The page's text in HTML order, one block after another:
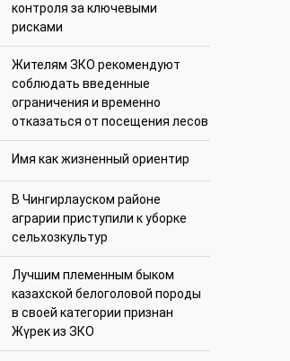
контроля за ключевыми
рисками
Жителям ЗКО рекомендуют
соблюдать введенные
ограничения и временно
отказаться от посещения лесов
Имя как жизненный ориентир
В Чингирлауском районе
аграрии приступили к уборке
сельхозкультур
Лучшим племенным быком
казахской белоголовой породы
в своей категории признан
Жүрек из ЗКО